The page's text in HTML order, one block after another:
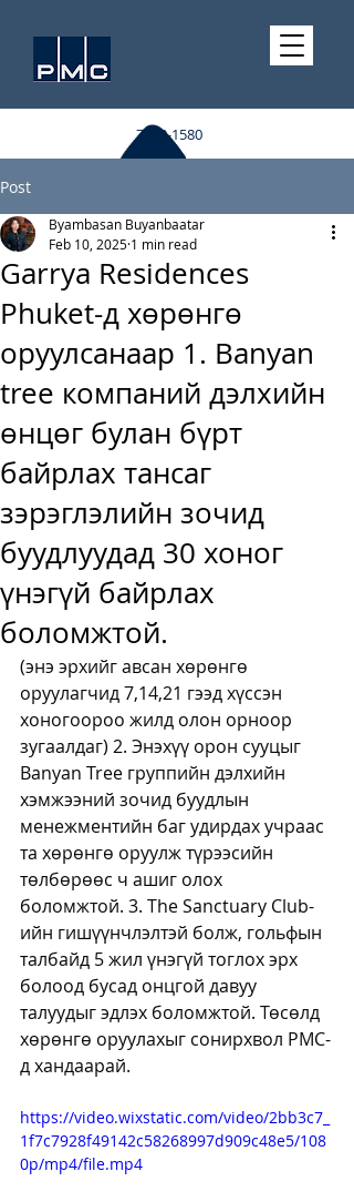
7510-1580
Post
Garrya Residences
Phuket-д хөрөнгө
оруулсанаар 1. Banyan
tree компаний дэлхийн
өнцөг булан бүрт
байрлах тансаг
зэрэглэлийн зочид
буудлуудад 30 хоног
үнэгүй байрлах
боломжтой.
Byambasan Buyanbaatar
Feb 10, 2025 1 min read
(энэ эрхийг авсан хөрөнгө
оруулагчид 7,14,21 гээд хүссэн
хоногоороо жилд олон орноор
зугаалдаг) 2. Энэхүү орон сууцыг
Banyan Tree группийн дэлхийн
хэмжээний зочид буудлын
менежментийн баг удирдах учраас
та хөрөнгө оруулж түрээсийн
төлбөрөөс ч ашиг олох
боломжтой. 3. The Sanctuary Club-
ийн гишүүнчлэлтэй болж, гольфын
талбайд 5 жил үнэгүй тоглох эрх
болоод бусад онцгой давуу
талуудыг эдлэх боломжтой. Төсөлд
хөрөнгө оруулахыг сонирхвол PMC-
д хандаарай.
https://video.wixstatic.com/video/2bb3c7_
1f7c7928f49142c58268997d909c48e5/108
0p/mp4/file.mp4